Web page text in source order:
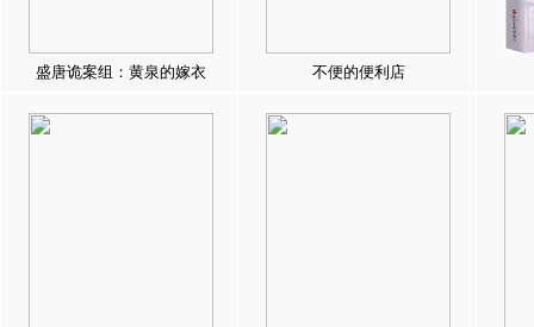
盛唐诡案组：黄泉的嫁衣 不便的便利店